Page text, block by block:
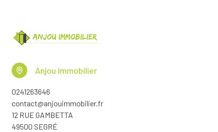
Anjou Immobilier
0241263646
contact@anjouimmobilier.fr
12 RUE GAMBETTA
49500 SEGRÉ